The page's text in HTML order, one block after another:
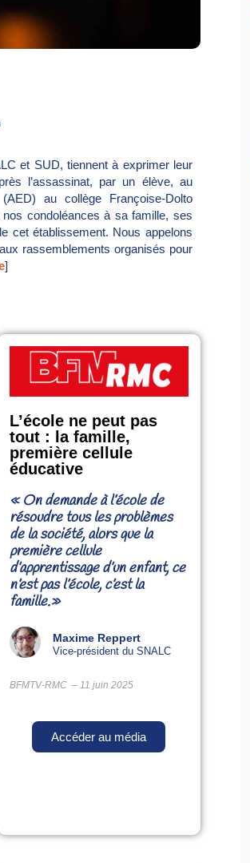
et SUD, tiennent à exprimer leur
l’assassinat, par un élève, au
au collège Françoise-Dolto
condoléances à sa famille, ses
cet établissement. Nous appelons
rassemblements organisés pour
]
L’école ne peut pas
tout : la famille,
première cellule
éducative
« On demande à l’école de
résoudre tous les problèmes
de la société, alors que la
première cellule
d’apprentissage d’un enfant, ce
n’est pas l’école, c’est la
famille.»
Maxime Reppert
Vice-président du SNALC
BFMTV-RMC – 11 juin 2025
Accéder au média